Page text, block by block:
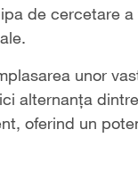
de cercetare
unor
alternanța
oferind un